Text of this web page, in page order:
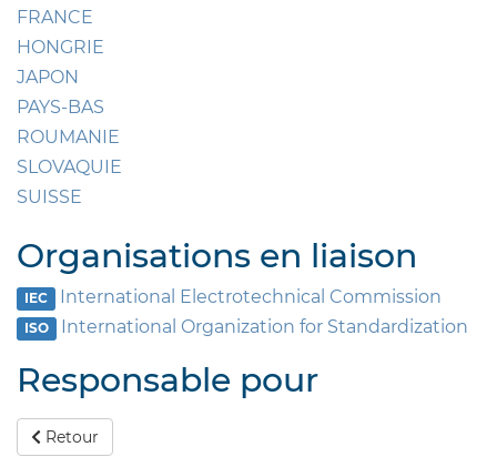
FRANCE
HONGRIE
JAPON
PAYS-BAS
ROUMANIE
SLOVAQUIE
SUISSE
Organisations en liaison
IEC International Electrotechnical Commission
ISO International Organization for Standardization
Responsable pour
Retour